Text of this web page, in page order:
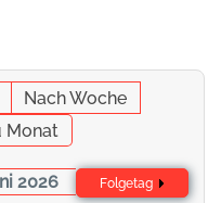
Nach Woche
Monat
2026 Folgetag